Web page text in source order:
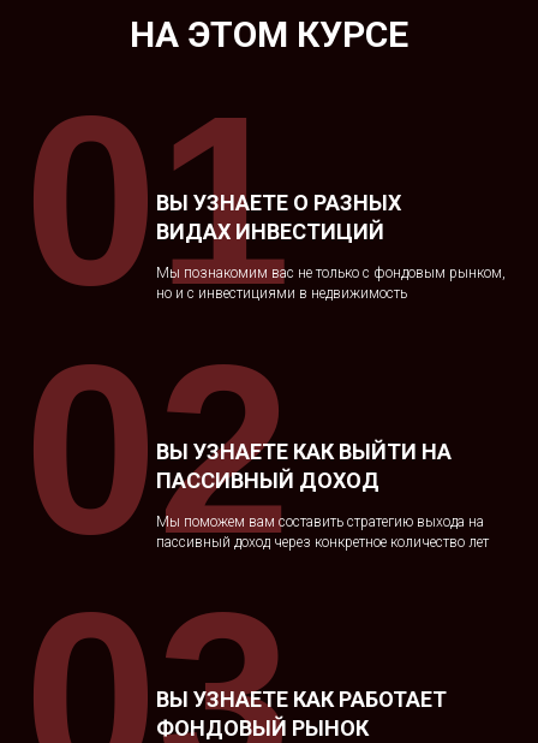
НА ЭТОМ КУРСЕ
ВЫ УЗНАЕТЕ О РАЗНЫХ
ВИДАХ ИНВЕСТИЦИЙ
Мы познакомим вас не только с фондовым рынком,
но и с инвестициями в недвижимость
01
ВЫ УЗНАЕТЕ КАК ВЫЙТИ НА
ПАССИВНЫЙ ДОХОД
Мы поможем вам составить стратегию выхода на
пассивный доход через конкретное количество лет
02
ВЫ УЗНАЕТЕ КАК РАБОТАЕТ
ФОНДОВЫЙ РЫНОК